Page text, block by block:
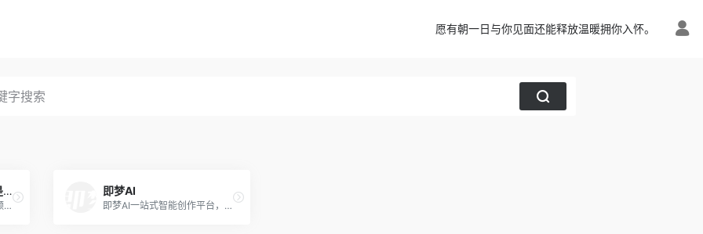
愿有朝一日与你见面还能释放温暖拥你入怀。
海螺视频：每个想法都是一部大片
海螺视频工具 - 创新的AI视频生成器和提示词工具，可以将您的想法转化为精美的AI视频。只需一段文字，即可借助尖端的AI技术，在短时间内创作出引人入胜的视觉作品。现在就用海螺视频释放您的创造力吧。
即梦AI
即梦AI一站式智能创作平台，即刻造梦。提供AI绘画和AIGC视频创作体验，拥有激发无限创作灵感的社区。让即梦AI开启您的智能创作之旅，探索梦境实现的无限可能！